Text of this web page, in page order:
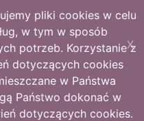
pliki cookies w celu
w tym w sposób
potrzeb. Korzystanie z
dotyczących cookies
w Państwa
Państwo dokonać w
dotyczących cookies.
X